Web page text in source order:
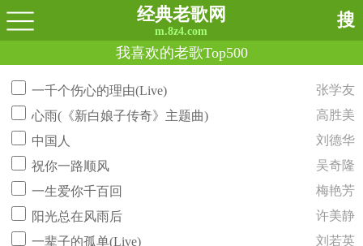
经典老歌网
m.8z4.com
搜
我喜欢的老歌Top500
一千个伤心的理由(Live)
张学友
心雨(《新白娘子传奇》主题曲)
高胜美
中国人
刘德华
祝你一路顺风
吴奇隆
一生爱你千百回
梅艳芳
阳光总在风雨后
许美静
一辈子的孤单(Live)
刘若英